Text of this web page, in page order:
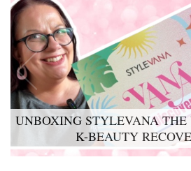
UNBOXING STYLEVANA THE
K-BEAUTY